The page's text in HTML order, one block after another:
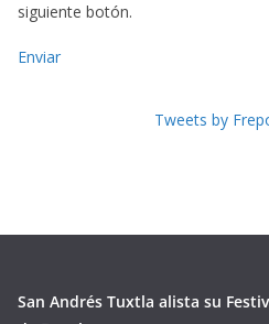
siguiente botón.
Enviar
Tweets by
San Andrés Tuxtla alista su